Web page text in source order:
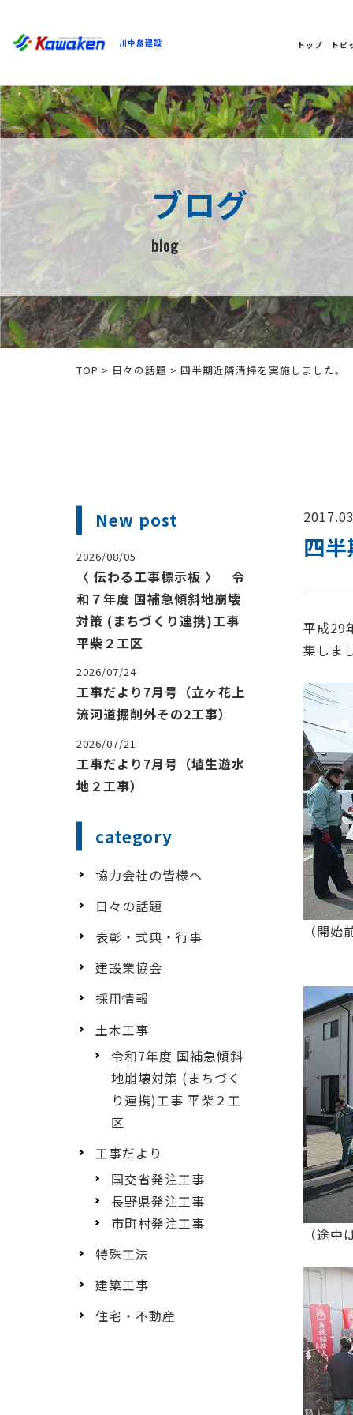
川中島建設 トップ トピ
ブログ
blog
TOP > 日々の話題 > 四半期近隣清掃を実施しました。
四
平成29
集しま
（開
（途
New post
2026/08/05
〈 伝わる工事標示板 〉 令
和７年度 国補急傾斜地崩壊
対策 (まちづくり連携)工事
平柴２工区
2026/07/24
工事だより7月号（立ヶ花上
流河道掘削外その2工事）
2026/07/21
工事だより7月号（埴生遊水
地２工事）
category
協力会社の皆様へ
日々の話題
表彰・式典・行事
建設業協会
採用情報
土木工事
令和7年度 国補急傾斜
地崩壊対策 (まちづく
り連携)工事 平柴２工
区
工事だより
国交省発注工事
長野県発注工事
市町村発注工事
特殊工法
建築工事
住宅・不動産